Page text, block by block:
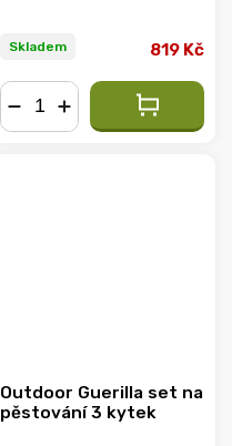
Skladem 819 Kč
Outdoor Guerilla set na
pěstování 3 kytek